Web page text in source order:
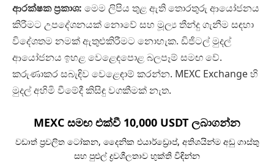
ආරක්ෂක ප්‍රකාශ: මෙම ලිපිය තුළ ඇති තොරතුරු ආයෝජනය
කිරීමට උපදේශනයක් නොවේ සහ මූල්‍ය තීන්දු ගැනීම සඳහා
විදේශතම නමක් ඇතුළුකිරීමට නොහැක. ඩිජිටල් මුදල්
ආයෝජනය ඉහළ වෙළෙඳපොළ බලපෑම් සමඟ වේ.
කරුණාකර සබැඳිව වෙළෙඳාම් කරන්න. MEXC Exchange හි
මුදල් අහිමි වීමේදී කිසිඳු වගකීමක් නැත.
MEXC සමඟ එක්වී 10,000 USDT ලබාගන්න
වඩාත් ප්‍රචලිත ටෝකන, දෛනික එයාර්ඩ්‍රොප්, අතිශයින්ම අඩු ගාස්තු
සහ පුළුල් ද්‍රවශීලතාව භුක්ති විඳින්න